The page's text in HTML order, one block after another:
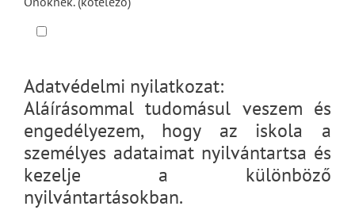
Adatvédelmi nyilatkozat:
Aláírásommal tudomásul veszem és
engedélyezem, hogy az iskola a
személyes adataimat nyilvántartsa és
kezelje a különböző
nyilvántartásokban.